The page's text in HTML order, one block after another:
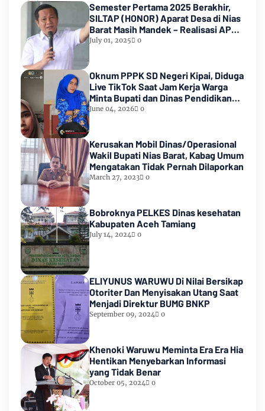
Semester Pertama 2025 Berakhir,
SILTAP (HONOR) Aparat Desa di Nias
Barat Masih Mandek – Realisasi APBD
Diduga Baru 6 Persen
July 01, 2025 0
Oknum PPPK SD Negeri Kipai, Diduga
Live TikTok Saat Jam Kerja Warga
Minta Bupati dan Dinas Pendidikan
HALTENG Segera Proses Sesuai
June 04, 2026 0
Kerusakan Mobil Dinas/Operasional
Wakil Bupati Nias Barat, Kabag Umum
Mengatakan Tidak Pernah Dilaporkan
March 27, 2023 0
Bobroknya PELKES Dinas kesehatan
Kabupaten Aceh Tamiang
July 14, 2024 0
ELIYUNUS WARUWU Di Nilai Bersikap
Otoriter Dan Menyisakan Utang Saat
Menjadi Direktur BUMG BNKP
September 09, 2024 0
Khenoki Waruwu Meminta Era Era Hia
Hentikan Menyebarkan Informasi
yang Tidak Benar
October 05, 2024 0